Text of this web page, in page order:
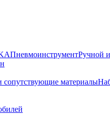
ПневмоинструментРучной
сопутствующие материалы